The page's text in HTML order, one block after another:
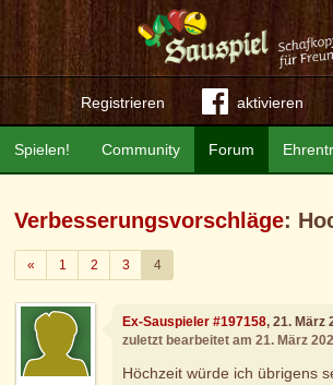
Registrieren aktivieren
Community Forum
Spielen!
Verbesserungsvorschläge:
«Zurück
1 2 3 4
Ex-Sauspieler #197158, 21. März
zuletzt bearbeitet am 21. März
Höchzeit würde ich übrigens